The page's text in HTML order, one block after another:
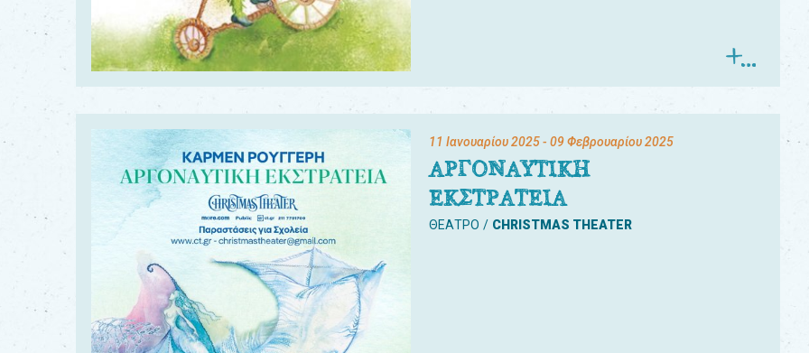
11 Ιανουαρίου 2025- 09 Φεβρουαρίου 2025
ΑΡΓΟΝΑΥΤΙΚΗ
ΕΚΣΤΡΑΤΕΙΑ
ΘΕΑΤΡΟ CHRISTMAS THEATER